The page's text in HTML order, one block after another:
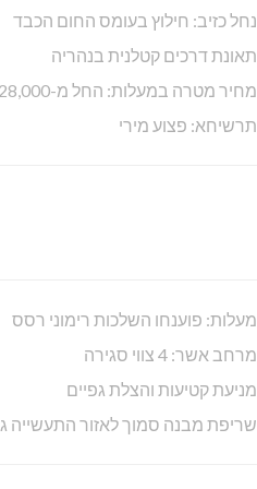
נחל כזיב: חילוץ בעומס החום הכבד
תאונת דרכים קטלנית בנהריה
מחיר מטרה במעלות: החל מ-728,000 ₪
תרשיחא: פצוע מירי
מעלות: פוענחו השלכות רימוני רסס
מרחב אשר: 4 צווי סגירה
מניעת קטיעות והצלת גפיים
שריפת מבנה סמוך לאזור התעשייה